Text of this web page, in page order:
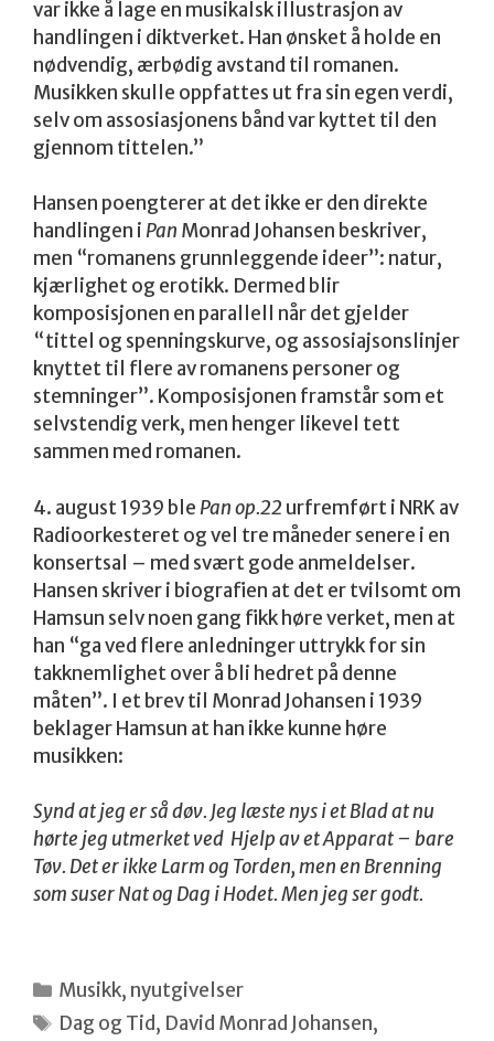
var ikke å lage en musikalsk illustrasjon av
handlingen i diktverket. Han ønsket å holde en
nødvendig, ærbødig avstand til romanen.
Musikken skulle oppfattes ut fra sin egen verdi,
selv om assosiasjonens bånd var kyttet til den
gjennom tittelen.”
Hansen poengterer at det ikke er den direkte
handlingen i Pan Monrad Johansen beskriver,
men “romanens grunnleggende ideer”: natur,
kjærlighet og erotikk. Dermed blir
komposisjonen en parallell når det gjelder
“tittel og spenningskurve, og assosiajsonslinjer
knyttet til flere av romanens personer og
stemninger”. Komposisjonen framstår som et
selvstendig verk, men henger likevel tett
sammen med romanen.
4. august 1939 ble Pan op.22 urfremført i NRK av
Radioorkesteret og vel tre måneder senere i en
konsertsal – med svært gode anmeldelser.
Hansen skriver i biografien at det er tvilsomt om
Hamsun selv noen gang fikk høre verket, men at
han “ga ved flere anledninger uttrykk for sin
takknemlighet over å bli hedret på denne
måten”. I et brev til Monrad Johansen i 1939
beklager Hamsun at han ikke kunne høre
musikken:
Synd at jeg er så døv. Jeg læste nys i et Blad at nu
hørte jeg utmerket ved Hjelp av et Apparat – bare
Tøv. Det er ikke Larm og Torden, men en Brenning
som suser Nat og Dag i Hodet. Men jeg ser godt.
Kategorier
Musikk, nyutgivelser
Stikkord
Dag og Tid, David Monrad Johansen,